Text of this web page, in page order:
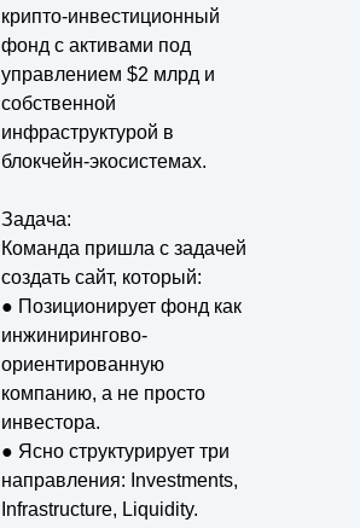
фонда
крипто-инвестиционный
фонд с активами под
управлением $2 млрд и
собственной
инфраструктурой в
блокчейн-экосистемах.
Задача:
Команда пришла с задачей
создать сайт, который:
● Позиционирует фонд как
инжинирингово-
ориентированную
компанию, а не просто
инвестора.
● Ясно структурирует три
направления: Investments,
Infrastructure, Liquidity.